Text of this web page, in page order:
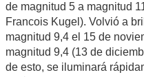
de magnitud 5 a magnitud
Francois Kugel). Volvió a
magnitud 9,4 el 15 de
magnitud 9,4 (13 de
de esto, se iluminará